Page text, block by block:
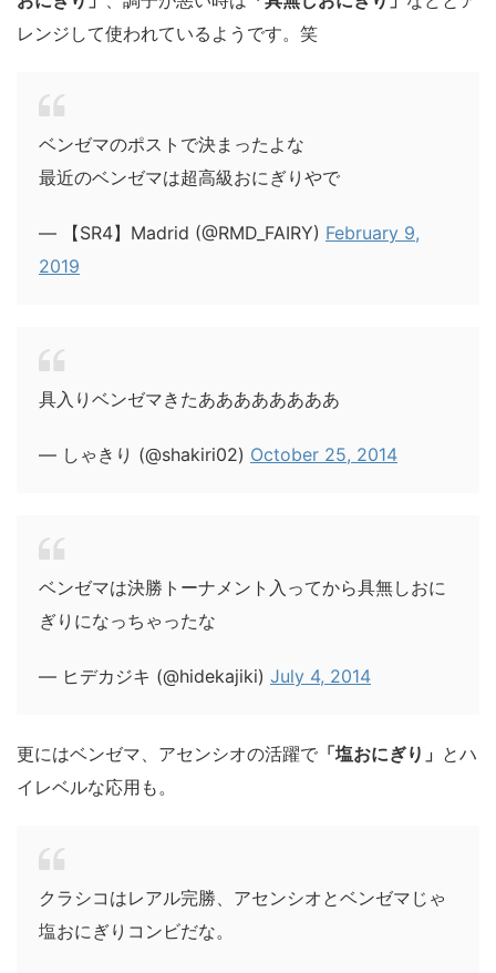
レンジして使われているようです。笑
ベンゼマのポストで決まったよな
最近のベンゼマは超高級おにぎりやで
— 【SR4】Madrid (@RMD_FAIRY) February 9,
2019
具入りベンゼマきたああああああああ
— しゃきり (@shakiri02) October 25, 2014
ベンゼマは決勝トーナメント入ってから具無しおに
ぎりになっちゃったな
— ヒデカジキ (@hidekajiki) July 4, 2014
更にはベンゼマ、アセンシオの活躍で 「塩おにぎり」 とハ
イレベルな応用も。
クラシコはレアル完勝、アセンシオとベンゼマじゃ
塩おにぎりコンビだな。